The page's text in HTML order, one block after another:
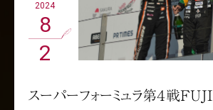
2024
8
2
スーパーフォーミュラ第４戦FUJI